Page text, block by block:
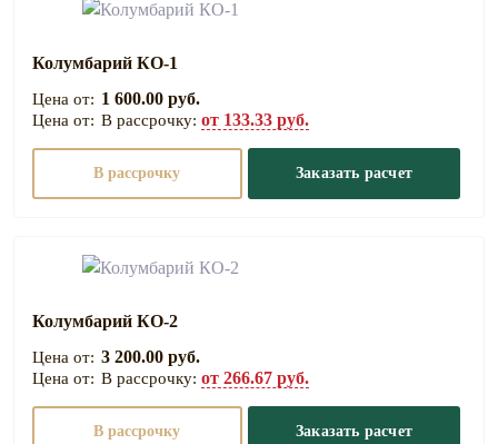
Колумбарий КО-1
1 600.00 руб.
В рассрочку: от 133.33 руб.
В рассрочку Заказать расчет
Колумбарий КО-2
3 200.00 руб.
В рассрочку: от 266.67 руб.
В рассрочку Заказать расчет